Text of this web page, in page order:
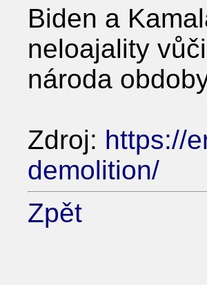
Biden a
neloajality
národa
Zdroj: https://
demolition/
Zpět